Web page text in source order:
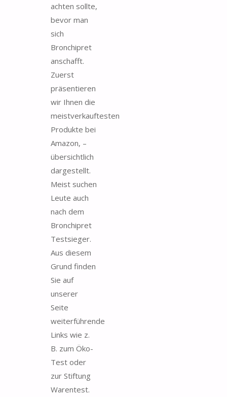
achten sollte,
bevor man
sich
Bronchipret
anschafft.
Zuerst
präsentieren
wir Ihnen die
meistverkauftesten
Produkte bei
Amazon, –
übersichtlich
dargestellt.
Meist suchen
Leute auch
nach dem
Bronchipret
Testsieger.
Aus diesem
Grund finden
Sie auf
unserer
Seite
weiterführende
Links wie z.
B. zum Öko-
Test oder
zur Stiftung
Warentest.